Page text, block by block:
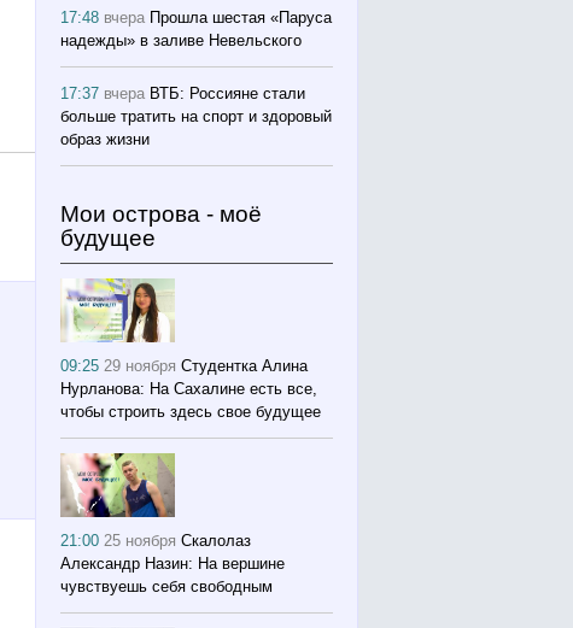
17:48 вчера Прошла шестая «Паруса
надежды» в заливе Невельского
17:37 вчера ВТБ: Россияне стали
больше тратить на спорт и здоровый
образ жизни
Мои острова - моё
будущее
09:2529 ноября Студентка Алина
Нурланова: На Сахалине есть все,
чтобы строить здесь свое будущее
21:0025 ноября Скалолаз
Александр Назин: На вершине
чувствуешь себя свободным